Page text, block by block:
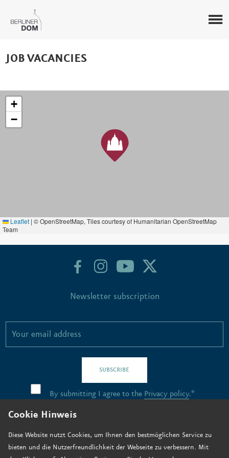
Cookie Hinweis
Diese Website nutzt Cookies, um Ihnen den bestmöglichen Service zu
bieten und die Nutzerfreundlichkeit der Webseite zu verbessern. Mit
JOB VACANCIES
+
−
Leaflet | © OpenStreetMap, Tiles courtesy of Humanitarian OpenStreetMap
Team
Newsletter subscription
SUBSCRIBE
By submitting I agree to the Privacy policy.*
Contact
Job vacancies